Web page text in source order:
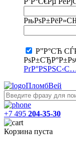
Р”Р°СЋ
ПломбВей
+7 495 204-35-30
Корзина пуста